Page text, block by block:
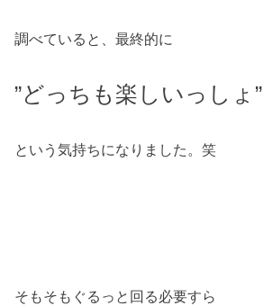
調べていると、最終的に
”どっちも楽しいっしょ”
という気持ちになりました。笑
そもそもぐるっと回る必要すら